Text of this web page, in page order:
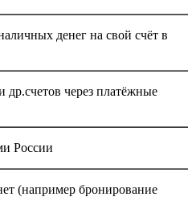
денег на свой счёт в
через платёжные
России
(например бронирование